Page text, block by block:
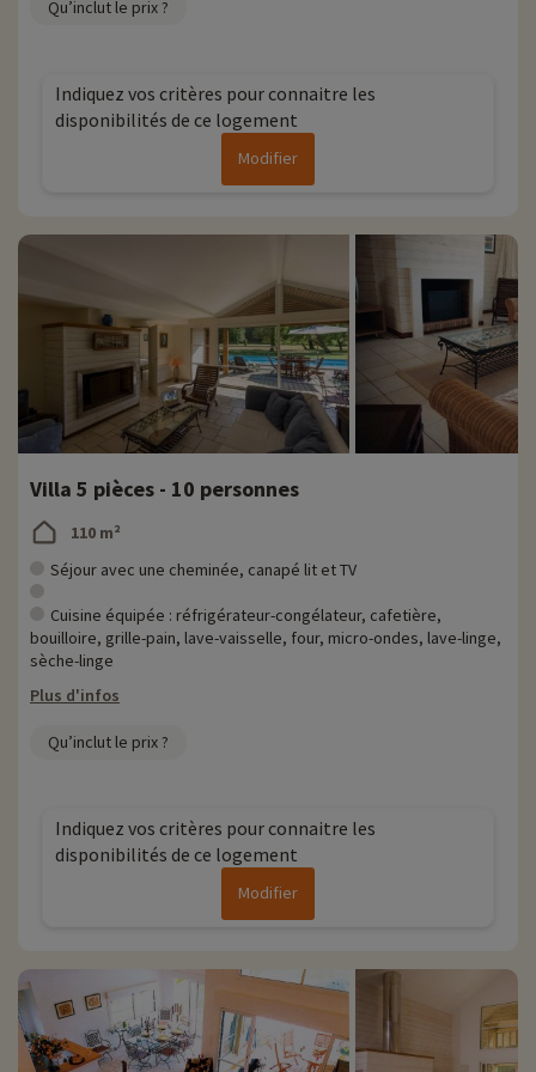
• Animaux de compagnie acceptés, en supplément
• Personnes à mobilité réduite accompagnement obligatoire
Qu’inclut le prix ?
Indiquez vos critères pour connaitre les
disponibilités de ce logement
Modifier
Villa 5 pièces - 10 personnes
110 m²
Séjour avec une cheminée, canapé lit et TV
Cuisine équipée : réfrigérateur-congélateur, cafetière,
bouilloire, grille-pain, lave-vaisselle, four, micro-ondes, lave-linge,
sèche-linge
Plus d'infos
Qu’inclut le prix ?
Indiquez vos critères pour connaitre les
disponibilités de ce logement
Modifier